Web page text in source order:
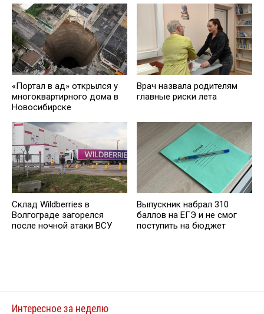
«Портал в ад» открылся у
многоквартирного дома в
Новосибирске
Врач назвала родителям
главные риски лета
Склад Wildberries в
Волгограде загорелся
после ночной атаки ВСУ
Выпускник набрал 310
баллов на ЕГЭ и не смог
поступить на бюджет
Интересное за неделю